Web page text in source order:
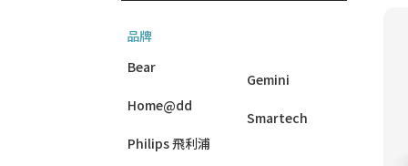
品牌
Bear
Home@dd
Philips 飛利浦
Gemini
Smartech